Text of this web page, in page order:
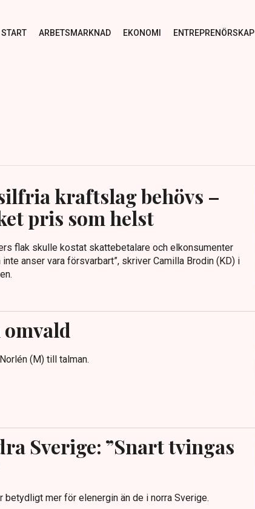
START ARBETSMARKNAD EKONOMI ENTREPRENÖRSKAP
kraftslag behövs –
pris som helst
flak skulle kostat skattebetalare och elkonsumenter
anser vara försvarbart”, skriver Camilla Brodin (KD) i
(M) till talman.
Sverige: ”Snart tvingas
betydligt mer för elenergin än de i norra Sverige.